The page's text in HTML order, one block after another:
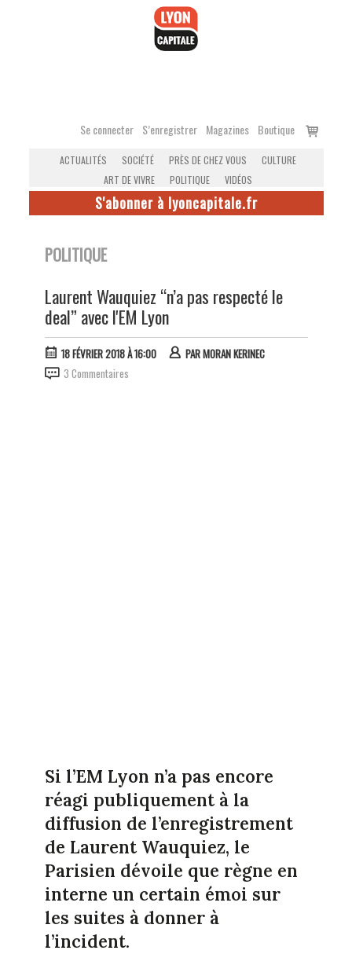
Se connecter S’enregistrer Magazines Boutique
Voir
ACTUALITÉS SOCIÉTÉ PRÈS DE CHEZ VOUS
CULTURE
ART DE VIVRE
POLITIQUE VIDÉOS
S'abonner à lyoncapitale.fr
POLITIQUE
Laurent Wauquiez “n’a pas respecté le
deal” avec l'EM Lyon
18 FÉVRIER 2018 À 16:00 PARMORAN KERINEC
3 Commentaires
Si l’EM Lyon n’a pas encore
réagi publiquement à la
diffusion de l’enregistrement
de Laurent Wauquiez, le
Parisien dévoile que règne en
interne un certain émoi sur
les suites à donner à
l’incident.